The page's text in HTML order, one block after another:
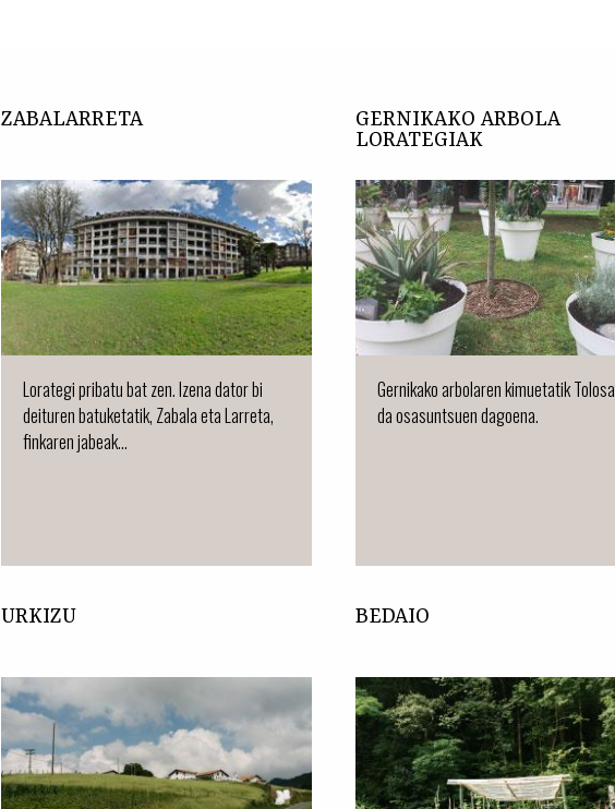
ZABALARRETA
Lorategi pribatu bat zen. Izena dator bi
deituren batuketatik, Zabala eta Larreta,
finkaren jabeak...
GERNIKAKO ARBOLA
LORATEGIAK
Gernikako arbolaren kimuetatik
da osasuntsuen dagoena.
URKIZU BEDAIO